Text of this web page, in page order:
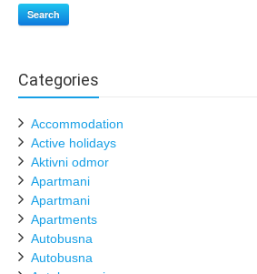
Search
Categories
Accommodation
Active holidays
Aktivni odmor
Apartmani
Apartmani
Apartments
Autobusna
Autobusna